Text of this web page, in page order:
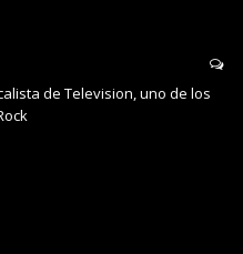
de Television, uno de los